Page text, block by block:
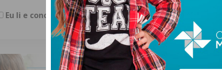
Eu li e concordo com ostermos e condições